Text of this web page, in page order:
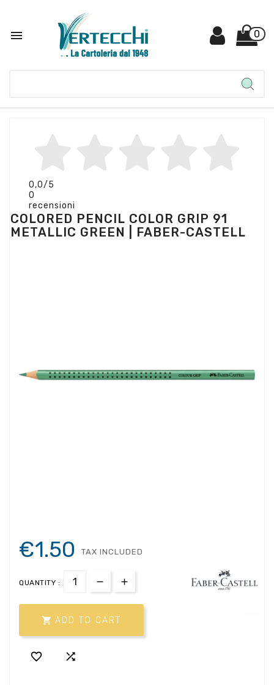
 0
0,0/5
0
recensioni
COLORED PENCIL COLOR GRIP 91
METALLIC GREEN | FABER-CASTELL
€1.50 TAX INCLUDED
QUANTITY :
 ADD TO CART
 